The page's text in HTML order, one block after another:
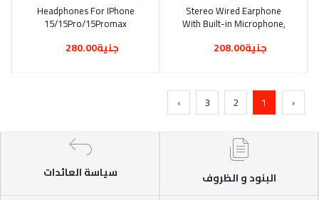
أضف إلى السلة
Stereo Wired Earphone
With Built-in Microphone,
Compatible With Iphone
جنية208.00
أضف إلى السلة
Headphones For IPhone
15/15Pro/15Promax
جنية280.00
‹
1
2
3
›
البنود و الظروف سياسة العائدات